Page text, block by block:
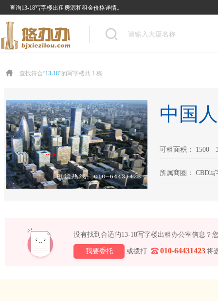
查询13-18写字楼出租房源和租金价格详情。
查找符合“13-18”的写字楼共 1 栋
中国
可租面积： 1500 -
所属商圈： CBD写
没有找到合适的13-18写字楼出租办公室信息？
我要委托 或拨打 010-64431423 将